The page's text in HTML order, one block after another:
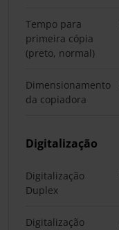
Tempo para
primeira cópia
(preto, normal)
Dimensionamento
da copiadora
Digitalização
Digitalização
Duplex
Digitalização